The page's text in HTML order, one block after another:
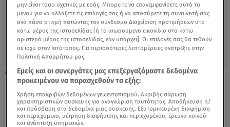
26.06.23, 14:13
Kένυα: Διαγωνισμός μεγαλύτερης κοιλιάς
μην είναι τόσο σχετικές με εσάς. Μπορείτε να επανεμφανίσετε αυτό το
μενού για να αλλάξετε τις επιλογές σας ή να αποσύρετε τη συναίνεσή σας
ανά πάσα στιγμή πατώντας τον σύνδεσμο Διαχείριση προτιμήσεων στο
κάτω μέρος της ιστοσελίδας [ή το αιωρούμενο εικονίδιο στο κάτω
αριστερό μέρος της ιστοσελίδας, εάν υπάρχει]. Οι επιλογές σας θα τεθούν
σε ισχύ στον Ιστότοπος. Για περισσότερες λεπτομέρειες ανατρέξτε στην
Πολιτική Απορρήτου μας.
Εμείς και οι συνεργάτες μας επεξεργαζόμαστε δεδομένα
προκειμένου να παρασχεθούν τα εξής:
Χρήση επακριβών δεδομένων γεωεντοπισμού. Ακριβής σάρωση
χαρακτηριστικών συσκευής για αναγνώριση ταυτότητας. Αποθήκευση ή/
και πρόσβαση στα δεδομένα μιας συσκευής. Εξατομικευμένη διαφήμιση
και περιεχόμενο, μέτρηση διαφήμισης και περιεχομένου, έρευνα κοινού
και ανάπτυξη υπηρεσιών.